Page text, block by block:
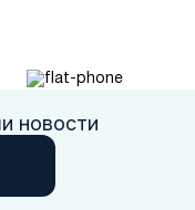
новости